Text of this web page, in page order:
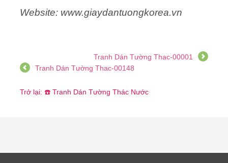
Website: www.giaydantuongkorea.vn
Tranh Dán Tường Thac-00001
Tranh Dán Tường Thac-00148
Trở lại: ☎️ Tranh Dán Tường Thác Nước